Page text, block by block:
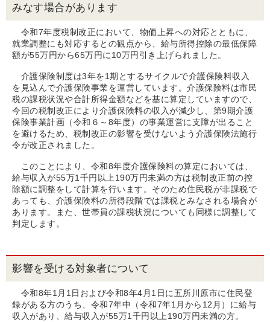
みなす場合があります
令和7年度税制改正において、物価上昇への対応とともに、
就業調整にも対応するとの観点から、給与所得控除の最低保障
額が55万円から65万円に10万円引き上げられました。
介護保険制度は3年を1期とするサイクルで介護保険料収入
を見込んで介護保険事業を運営しています。介護保険料は市民
税の課税状況や合計所得金額などを基に算定していますので、
今回の税制改正により介護保険料の収入が減少し、第9期介護
保険事業計画（令和６～8年度）の事業運営に支障が出ること
を避けるため、税制改正の影響を受けないよう介護保険法施行
令が改正されました。
このことにより、令和8年度介護保険料の算定においては、
給与収入が55万1千円以上190万円未満の方は税制改正前の控
除額に調整をして計算を行います。そのため住民税が非課税で
あっても、介護保険料の所得段階では課税とみなされる場合が
あります。また、世帯員の課税状況についても同様に調整して
判定します。
影響を受ける対象者について
令和8年1月1日および令和8年4月1日に五所川原市に住民登
録がある方のうち、令和7年中（令和7年1月から12月）に給与
収入があり、給与収入が55万1千円以上190万円未満の方。